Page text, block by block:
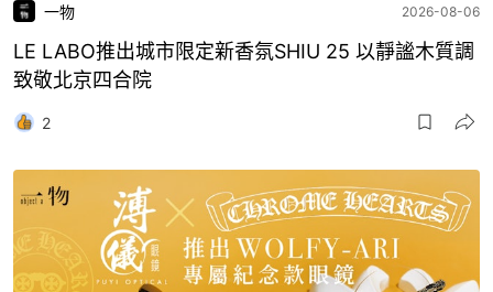
一物 2026-08-06
LE LABO推出城市限定新香氛SHIU 25 以靜謐木質調
致敬北京四合院
2